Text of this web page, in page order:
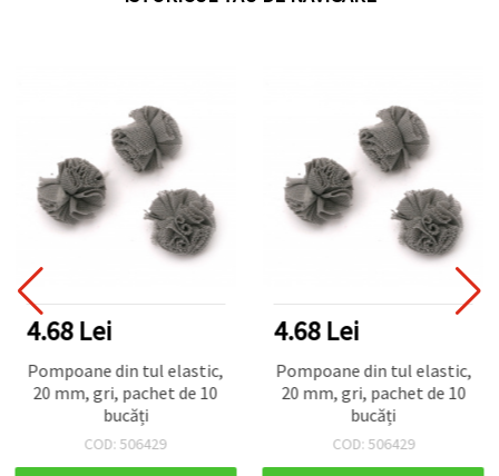
4.68 Lei
Pompoane din tul elastic,
20 mm, gri, pachet de 10
bucăți
COD: 506429
4.68 Lei
Pompoane din tul elastic,
20 mm, gri, pachet de 10
bucăți
COD: 506429